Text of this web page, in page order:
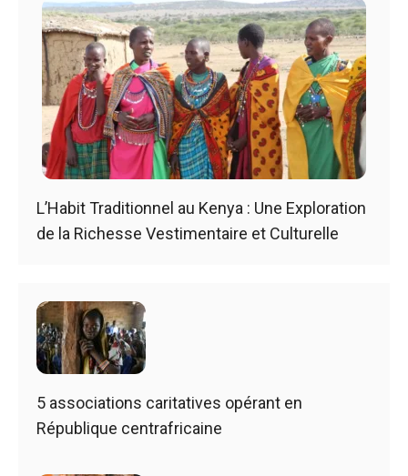
L’Habit Traditionnel au Kenya : Une Exploration
de la Richesse Vestimentaire et Culturelle
5 associations caritatives opérant en
République centrafricaine